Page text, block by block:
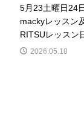
5月23土曜日24
mackyレッスン
RITSUレッスン
2026.05.18